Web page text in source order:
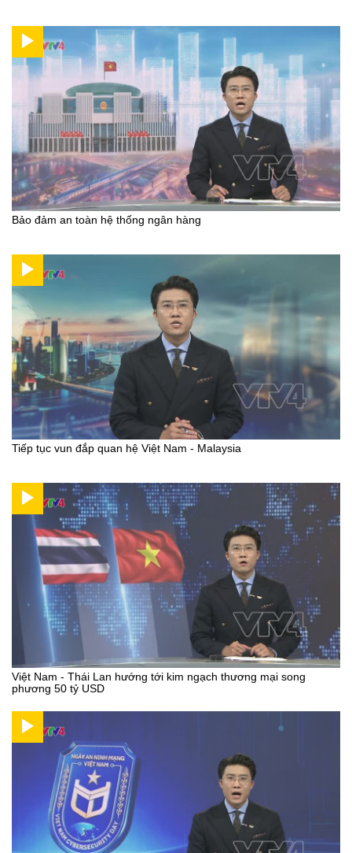
Bảo đảm an toàn hệ thống ngân hàng
Tiếp tục vun đắp quan hệ Việt Nam - Malaysia
Việt Nam - Thái Lan hướng tới kim ngạch thương mại song
phương 50 tỷ USD